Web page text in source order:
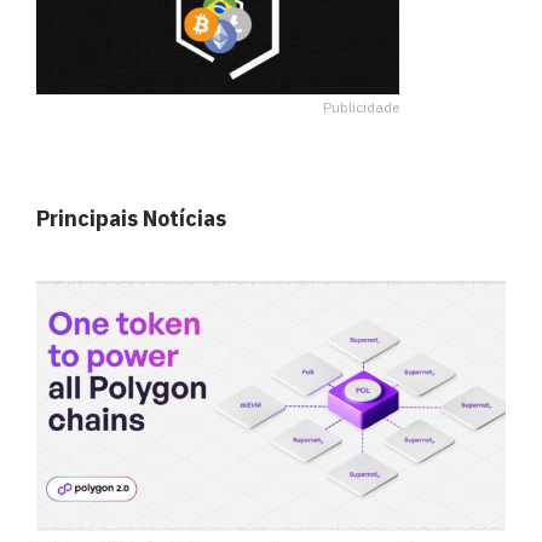
Publicidade
Principais Notícias